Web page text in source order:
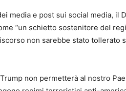
media e post sui social media, il
“un schietto sostenitore del
non sarebbe stato tollerato
Trump non permetterà al nostro